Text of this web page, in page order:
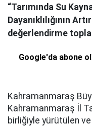
“Tarımında Su
Dayanıklılığının
değerlendirme
Google'da abone
Kahramanmaraş
Kahramanmaraş İl
birliğiyle yürütülen